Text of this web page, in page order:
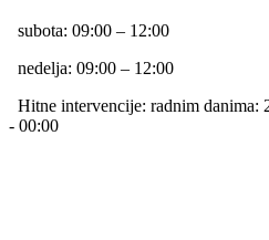
subota: 09:00 – 12:00
nedelja: 09:00 – 12:00
Hitne intervencije: radnim danima:
- 00:00